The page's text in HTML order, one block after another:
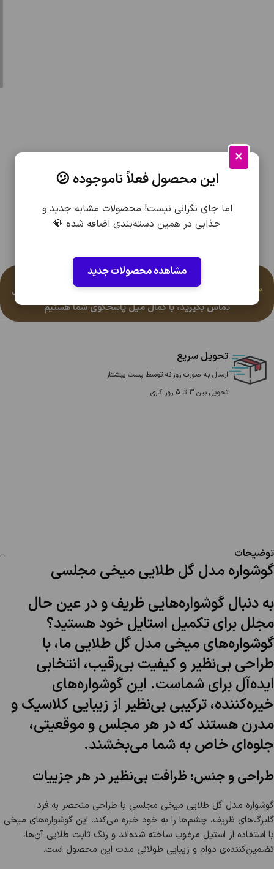
هرگونه سوال یا مشکلی در رابطه با این محصول دارید باشماره
09166014303
در ساعات کاری 10 صبح الی 10 شب
تماس بگیرید، با کمال میل پاسخگوی شما هستیم
تحویل سریع
ارسال به صورت روزانه توسط پست پیشتاز
تحویل بین 3 تا 5 روز کاری
توضیحات
گوشواره مدل گل طلایی میخی مجلسی
به دنبال گوشواره‌هایی ظریف و در عین حال
مجلل برای تکمیل استایل خود هستید؟
گوشواره‌های میخی مدل گل طلایی ما، با
طراحی بی‌نظیر و کیفیت بی‌رقیب، انتخابی
ایده‌آل برای شماست. این گوشواره‌های
خیره‌کننده، ترکیبی بی‌نظیر از زیبایی کلاسیک و
مدرن هستند که در هر مجلس و موقعیتی،
جلوه‌ای خاص به شما می‌بخشند.
طراحی و جنس: ظرافت بی‌نظیر در هر جزییات
گوشواره مدل گل طلایی میخی مجلسی با طراحی منحصر به فرد
گلبرگ‌های ظریف، چشم‌ها را به خود خیره می‌کند. این گوشواره‌های میخی
با استفاده از استیل مرغوب ساخته شده‌اند و رنگ ثابت طلایی آن‌ها،
تضمین‌کننده‌ی دوام و زیبایی طولانی مدت این محصول است.
×
این محصول فعلاً ناموجوده 😕
اما جای نگرانی نیست! محصولات مشابه جدید و
جذابی در همین دسته‌بندی اضافه شده 💎
مشاهده محصولات جدید